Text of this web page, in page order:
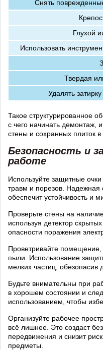
Снять
Глухой
Использовать
Твердая
Удалять
Такое структурированное
с чего начинать демонтаж,
стены и сохранных плиток
Безопасность и
работе
Используйте защитные
травм и порезов. Надежная
обеспечит устойчивость и
Проверьте стены на
используя детектор
опасности поражения
Проветривайте помещение,
пыли. Использование
мелких частиц, обезопасив
Будьте внимательны при
в хорошем состоянии и
использованием, чтобы
Организуйте рабочее
всё лишнее. Это создаст
передвижения и снизит
предметы.